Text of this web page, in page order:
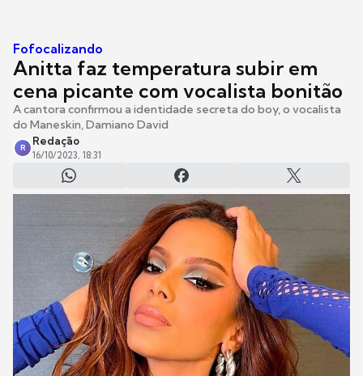
Fofocalizando
Anitta faz temperatura subir em
cena picante com vocalista bonitão
A cantora confirmou a identidade secreta do boy, o vocalista
do Maneskin, Damiano David
R
Redação
16/10/2023, 18:31